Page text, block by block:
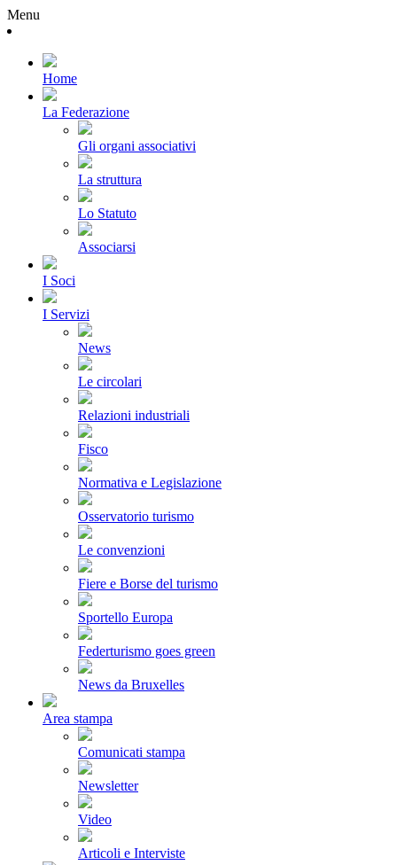
Menu
Home
La Federazione
Gli organi associativi
La struttura
Lo Statuto
Associarsi
I Soci
I Servizi
News
Le circolari
Relazioni industriali
Fisco
Normativa e Legislazione
Osservatorio turismo
Le convenzioni
Fiere e Borse del turismo
Sportello Europa
Federturismo goes green
News da Bruxelles
Area stampa
Comunicati stampa
Newsletter
Video
Articoli e Interviste